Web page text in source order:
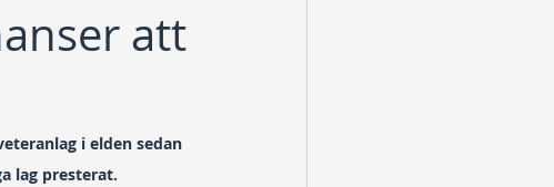
att
i elden sedan
lag presterat.